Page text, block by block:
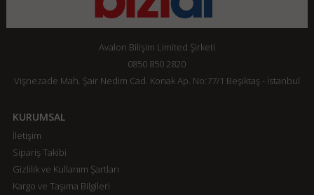
Avalon Bilişim Limited Şirketi
0850 850 2820
Vişnezade Mah. Şair Nedim Cad. Konak Ap. No:77/1 Beşiktaş - İstanbul
KURUMSAL
İletişim
Sipariş Takibi
Gizlilik ve Kullanım Şartları
Kargo ve Taşıma Bilgileri